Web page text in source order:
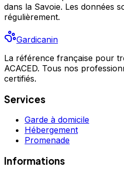
dans la Savoie. Les données
régulièrement.
Gardicanin
La référence française pour
ACACED. Tous nos
certifiés.
Services
Garde à domicile
Hébergement
Promenade
Informations